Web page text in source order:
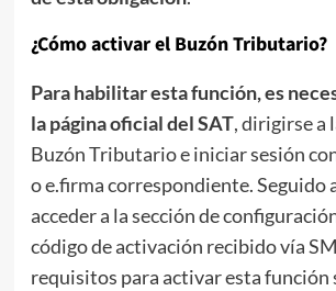
¿Cómo activar el Buzón Tributario?
Para habilitar esta función, es
la página oficial del SAT, dirigirse a
Buzón Tributario e iniciar sesión
o e.firma correspondiente. Seguido
acceder a la sección de
código de activación recibido vía
requisitos para activar esta función